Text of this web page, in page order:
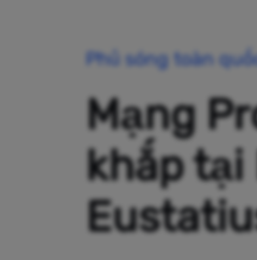
Phủ sóng toàn
Mạng
khắp tại